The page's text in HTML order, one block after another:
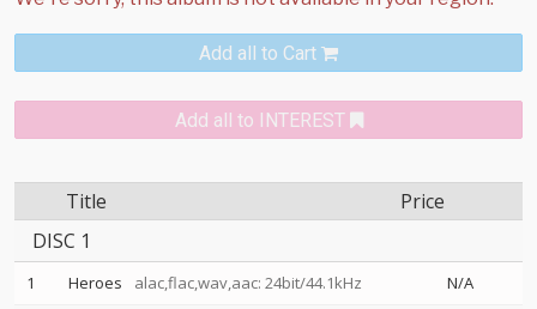
Add all to Cart
Add all to INTEREST
Title
Price
DISC 1
1 Heroes alac,flac,wav,aac: 24bit/44.1kHz N/A